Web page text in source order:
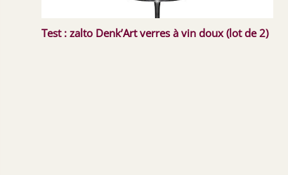
Test : zalto Denk’Art verres à vin doux (lot de 2)